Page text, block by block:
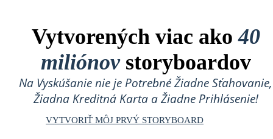
Vytvorených viac ako40
miliónovstoryboardov
Na Vyskúšanie nie je Potrebné Žiadne Sťahovanie,
Žiadna Kreditná Karta a Žiadne Prihlásenie!
VYTVORIŤ MÔJ PRVÝ STORYBOARD